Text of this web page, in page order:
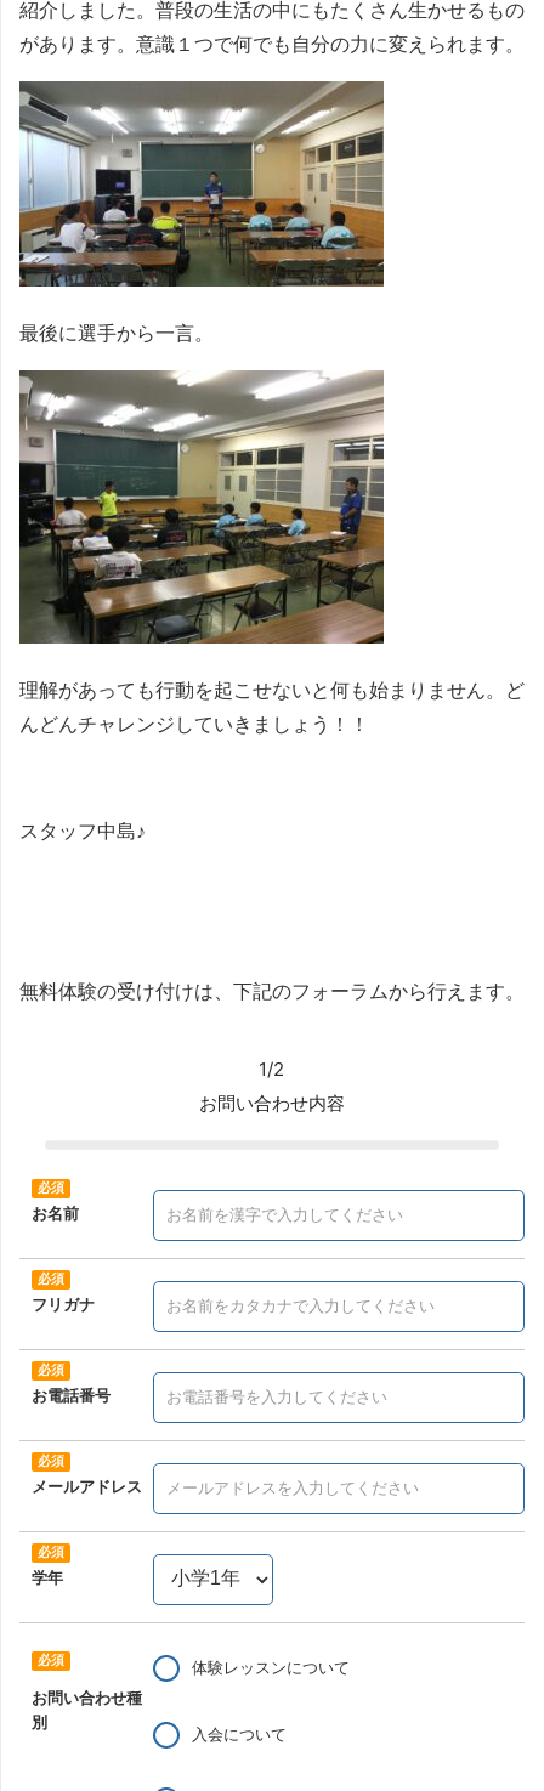
紹介しました。普段の生活の中にもたくさん生かせるもの
があります。意識１つで何でも自分の力に変えられます。
最後に選手から一言。
理解があっても行動を起こせないと何も始まりません。ど
んどんチャレンジしていきましょう！！
スタッフ中島♪
無料体験の受け付けは、下記のフォーラムから行えます。
1/2
お問い合わせ内容
お名前
フリガナ
お電話番号
メールアドレス
学年
お問い合わせ種
別
体験レッスンについて
入会について